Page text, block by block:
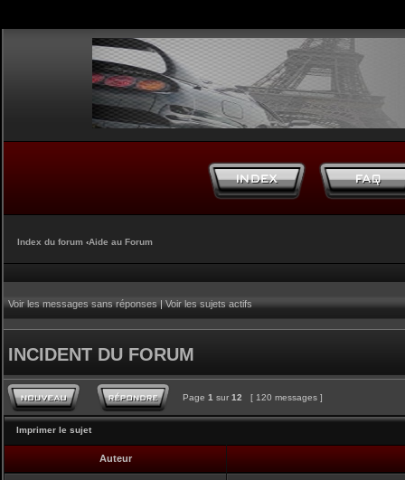
Index du forum ‹Aide au Forum
Voir les messages sans réponses|Voir les sujets actifs
INCIDENT DU FORUM
Page 1 sur 12 [ 120 messages ]
Imprimer le sujet
Auteur